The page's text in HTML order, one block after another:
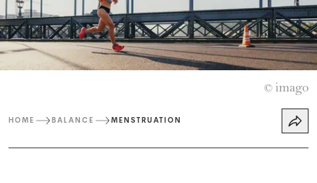
© imago
HOME BALANCE MENSTRUATION